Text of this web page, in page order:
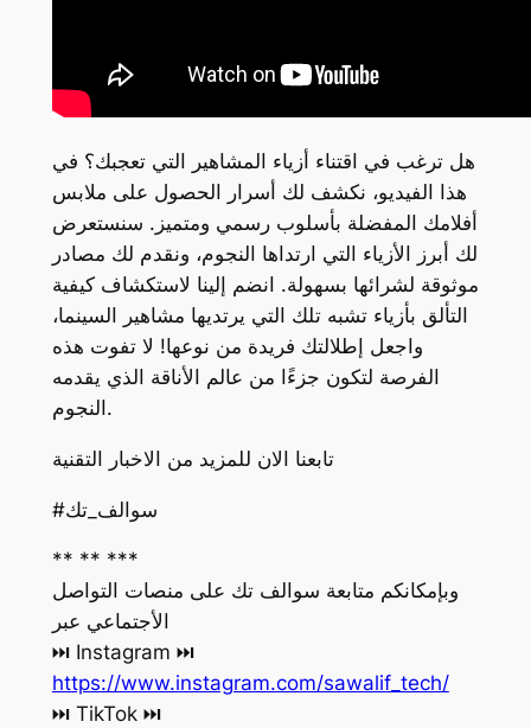
هل ترغب في اقتناء أزياء المشاهير التي تعجبك؟ في
هذا الفيديو، نكشف لك أسرار الحصول على ملابس
أفلامك المفضلة بأسلوب رسمي ومتميز. سنستعرض
لك أبرز الأزياء التي ارتداها النجوم، ونقدم لك مصادر
موثوقة لشرائها بسهولة. انضم إلينا لاستكشاف كيفية
التألق بأزياء تشبه تلك التي يرتديها مشاهير السينما،
واجعل إطلالتك فريدة من نوعها! لا تفوت هذه
الفرصة لتكون جزءًا من عالم الأناقة الذي يقدمه
النجوم.
تابعنا الان للمزيد من الاخبار التقنية
#سوالف_تك
** ** ***
وبإمكانكم متابعة سوالف تك على منصات التواصل
الأجتماعي عبر
‏⏭ Instagram ⏭
https://www.instagram.com/sawalif_tech/
‏⏭ TikTok ⏭